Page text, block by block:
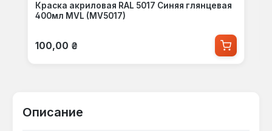
Краска акриловая RAL 5017 Синяя глянцевая
400мл MVL (MV5017)
Обычная цена:
100,00 ₴
Описание